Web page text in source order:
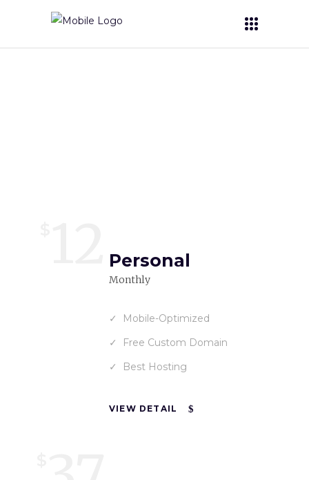
Personal
Monthly
Mobile-Optimized
Free Custom Domain
Best Hosting
VIEW DETAIL